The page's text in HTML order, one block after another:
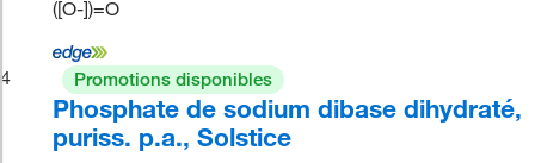
([O-])=O
4 Promotions disponibles
Phosphate de sodium dibase dihydraté,
puriss. p.a., Solstice